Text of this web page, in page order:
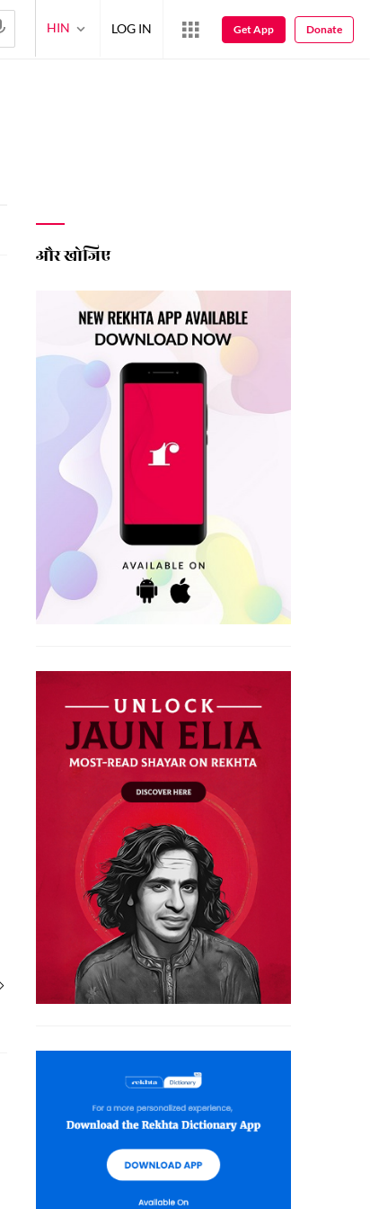
और खोजिए
HIN LOG IN Get App Donate